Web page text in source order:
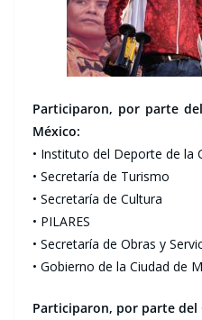
Participaron, por parte
México:
• Instituto del Deporte de la
• Secretaría de Turismo
• Secretaría de Cultura
• PILARES
• Secretaría de Obras y
• Gobierno de la Ciudad de
Participaron, por parte del